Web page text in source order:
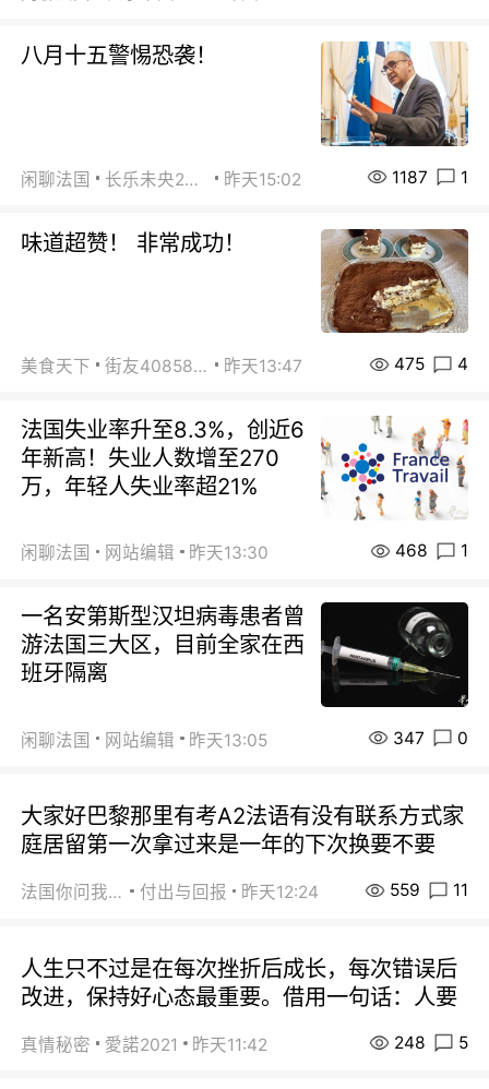
八月十五警惕恐袭！
闲聊法国 长乐未央2015 昨天15:02 1187 1
味道超赞！ 非常成功！
美食天下 街友40858442 昨天13:47 475 4
法国失业率升至8.3%，创近6
年新高！失业人数增至270
万，年轻人失业率超21%
闲聊法国 网站编辑 昨天13:30 468 1
一名安第斯型汉坦病毒患者曾
游法国三大区，目前全家在西
班牙隔离
闲聊法国 网站编辑 昨天13:05 347 0
大家好巴黎那里有考A2法语有没有联系方式家
庭居留第一次拿过来是一年的下次换要不要
法国你问我答 付出与回报 昨天12:24 559 11
人生只不过是在每次挫折后成长，每次错误后
改进，保持好心态最重要。借用一句话：人要
真情秘密 愛諾2021 昨天11:42 248 5